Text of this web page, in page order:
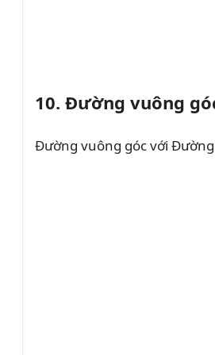
10. Đường vuông
Đường vuông góc với